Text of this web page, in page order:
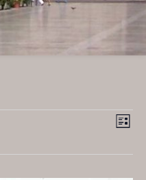
Liste